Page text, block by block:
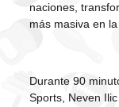
naciones,
más masiva en
Durante 90
Sports, Neven